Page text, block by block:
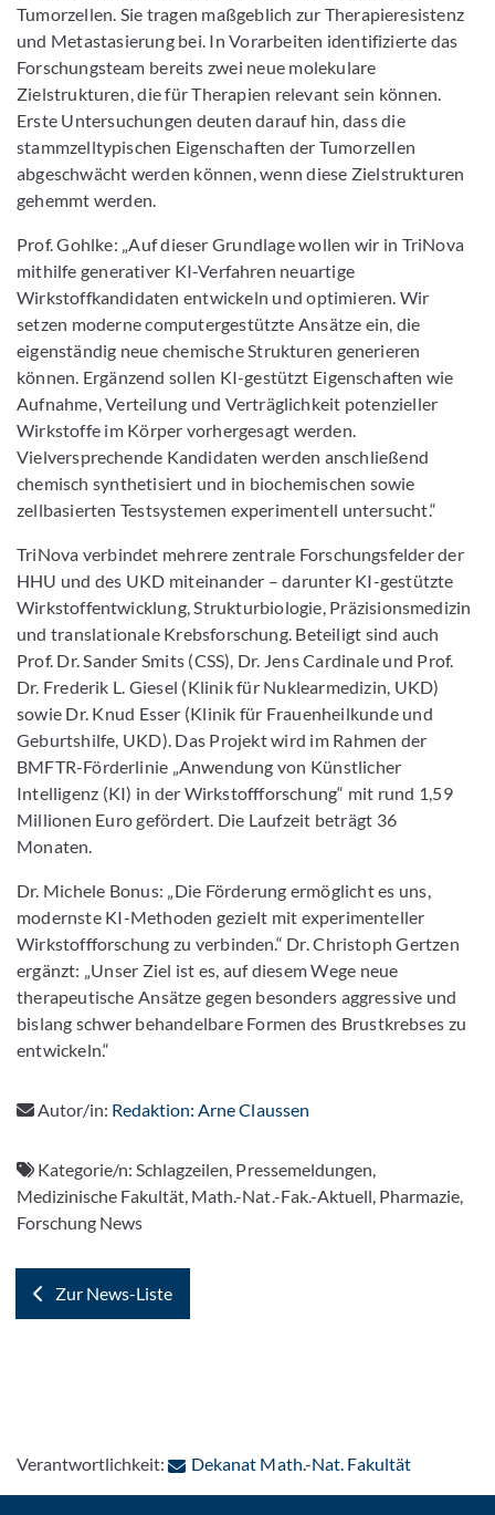
Tumorzellen. Sie tragen maßgeblich zur Therapieresistenz
und Metastasierung bei. In Vorarbeiten identifizierte das
Forschungsteam bereits zwei neue molekulare
Zielstrukturen, die für Therapien relevant sein können.
Erste Untersuchungen deuten darauf hin, dass die
stammzelltypischen Eigenschaften der Tumorzellen
abgeschwächt werden können, wenn diese Zielstrukturen
gehemmt werden.
Prof. Gohlke: „Auf dieser Grundlage wollen wir in TriNova
mithilfe generativer KI-Verfahren neuartige
Wirkstoffkandidaten entwickeln und optimieren. Wir
setzen moderne computergestützte Ansätze ein, die
eigenständig neue chemische Strukturen generieren
können. Ergänzend sollen KI-gestützt Eigenschaften wie
Aufnahme, Verteilung und Verträglichkeit potenzieller
Wirkstoffe im Körper vorhergesagt werden.
Vielversprechende Kandidaten werden anschließend
chemisch synthetisiert und in biochemischen sowie
zellbasierten Testsystemen experimentell untersucht.“
TriNova verbindet mehrere zentrale Forschungsfelder der
HHU und des UKD miteinander – darunter KI-gestützte
Wirkstoffentwicklung, Strukturbiologie, Präzisionsmedizin
und translationale Krebsforschung. Beteiligt sind auch
Prof. Dr. Sander Smits (CSS), Dr. Jens Cardinale und Prof.
Dr. Frederik L. Giesel (Klinik für Nuklearmedizin, UKD)
sowie Dr. Knud Esser (Klinik für Frauenheilkunde und
Geburtshilfe, UKD). Das Projekt wird im Rahmen der
BMFTR-Förderlinie „Anwendung von Künstlicher
Intelligenz (KI) in der Wirkstoffforschung“ mit rund 1,59
Millionen Euro gefördert. Die Laufzeit beträgt 36
Monaten.
Dr. Michele Bonus: „Die Förderung ermöglicht es uns,
modernste KI-Methoden gezielt mit experimenteller
Wirkstoffforschung zu verbinden.“ Dr. Christoph Gertzen
ergänzt: „Unser Ziel ist es, auf diesem Wege neue
therapeutische Ansätze gegen besonders aggressive und
bislang schwer behandelbare Formen des Brustkrebses zu
entwickeln.“
Autor/in: Redaktion: Arne Claussen
Kategorie/n:Schlagzeilen, Pressemeldungen,
Medizinische Fakultät, Math.-Nat.-Fak.-Aktuell, Pharmazie,
Forschung News
Zur News-Liste
Verantwortlichkeit: Dekanat Math.-Nat. Fakultät: Per E-